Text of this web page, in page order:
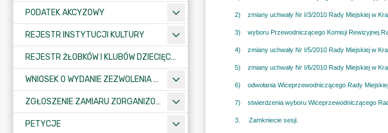
PODATEK AKCYZOWY
REJESTR INSTYTUCJI KULTURY
REJESTR ŻŁOBKÓW I KLUBÓW DZIECIĘCYCH
WNIOSEK O WYDANIE ZEZWOLENIA NA ZAJĘCIE PASA DROGOWEGO
ZGŁOSZENIE ZAMIARU ZORGANIZOWANIA ZGROMADZENIA
PETYCJE